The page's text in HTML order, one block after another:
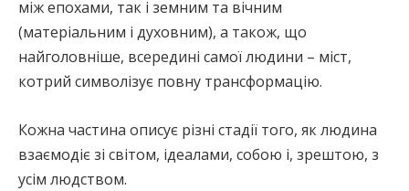
між епохами, так і земним та вічним
(матеріальним і духовним), а також, що
найголовніше, всередині самої людини – міст,
котрий символізує повну трансформацію.
Кожна частина описує різні стадії того, як людина
взаємодіє зі світом, ідеалами, собою і, зрештою, з
усім людством.